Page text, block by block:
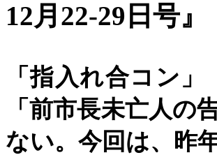
12月22-29日号』
「指入れ合コン
「前市長未亡人
ない。今回は、昨